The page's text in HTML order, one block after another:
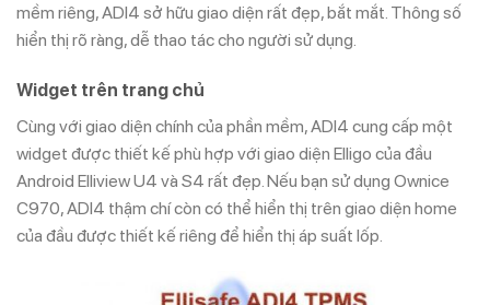
mềm riêng, ADI4 sở hữu giao diện rất đẹp, bắt mắt. Thông số
hiển thị rõ ràng, dễ thao tác cho người sử dụng.
Widget trên trang chủ
Cùng với giao diện chính của phần mềm, ADI4 cung cấp một
widget được thiết kế phù hợp với giao diện Elligo của đầu
Android Elliview U4 và S4 rất đẹp. Nếu bạn sử dụng Ownice
C970, ADI4 thậm chí còn có thể hiển thị trên giao diện home
của đầu được thiết kế riêng để hiển thị áp suất lốp.